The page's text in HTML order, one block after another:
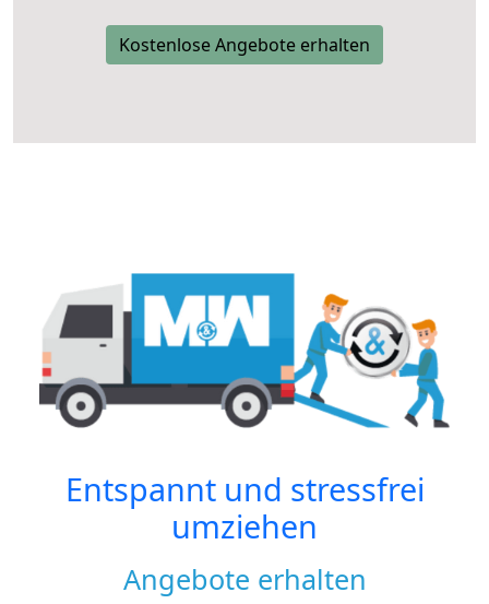
Kostenlose Angebote erhalten
Entspannt und stressfrei
umziehen
Angebote erhalten